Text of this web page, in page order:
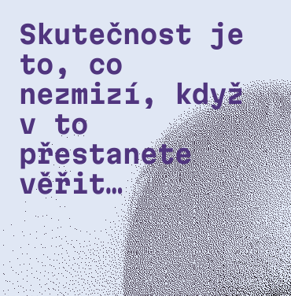
Skutečnost je
to, co
nezmizí, když
v to
přestanete
věřit…